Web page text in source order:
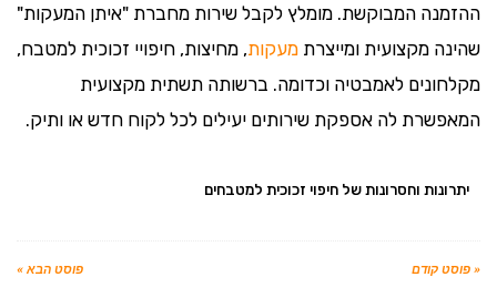
ההזמנה המבוקשת. מומלץ לקבל שירות מחברת "איתן המעקות"
שהינה מקצועית ומייצרת מעקות, מחיצות, חיפויי זכוכית למטבח,
מקלחונים לאמבטיה וכדומה. ברשותה תשתית מקצועית
המאפשרת לה אספקת שירותים יעילים לכל לקוח חדש או ותיק.
יתרונות וחסרונות של חיפוי זכוכית למטבחים
« פוסט קודם פוסט הבא »